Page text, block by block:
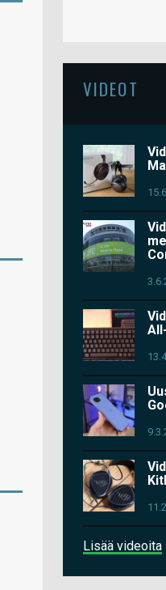
VIDEOT
Lisää videoita